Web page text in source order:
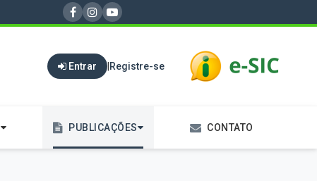
Entrar | Registre-se
PUBLICAÇÕES CONTATO